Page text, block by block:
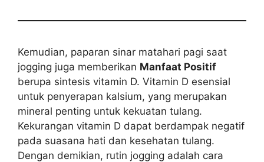
Kemudian, paparan sinar matahari pagi saat
jogging juga memberikan Manfaat Positif
berupa sintesis vitamin D. Vitamin D esensial
untuk penyerapan kalsium, yang merupakan
mineral penting untuk kekuatan tulang.
Kekurangan vitamin D dapat berdampak negatif
pada suasana hati dan kesehatan tulang.
Dengan demikian, rutin jogging adalah cara